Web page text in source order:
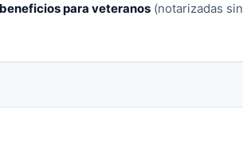
para veteranos(notarizadas sin